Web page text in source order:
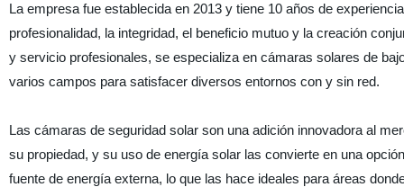
La empresa fue establecida en 2013 y tiene 10 años de
profesionalidad, la integridad, el beneficio mutuo y la creación
y servicio profesionales, se especializa en cámaras solares de
varios campos para satisfacer diversos entornos con y sin red.
Las cámaras de seguridad solar son una adición innovadora al
su propiedad, y su uso de energía solar las convierte en una
fuente de energía externa, lo que las hace ideales para áreas